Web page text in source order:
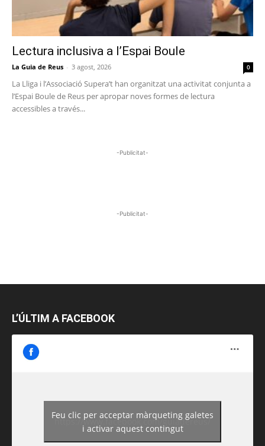
Lectura inclusiva a l’Espai Boule
La Guia de Reus - 3 agost, 2026 0
La Lliga i l’Associació Supera’t han organitzat una activitat conjunta a
l’Espai Boule de Reus per apropar noves formes de lectura
accessibles a través...
-Publicitat-
-Publicitat-
L’ÚLTIM A FACEBOOK
https://www.facebook.com/guiadereus/
Feu clic per acceptar màrqueting galetes
i activar aquest contingut